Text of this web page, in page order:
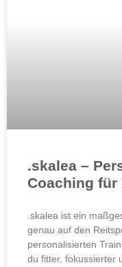
.skalea –
Coaching für
.skalea ist ein
genau auf den
personalisierten
du fitter, fokussierter